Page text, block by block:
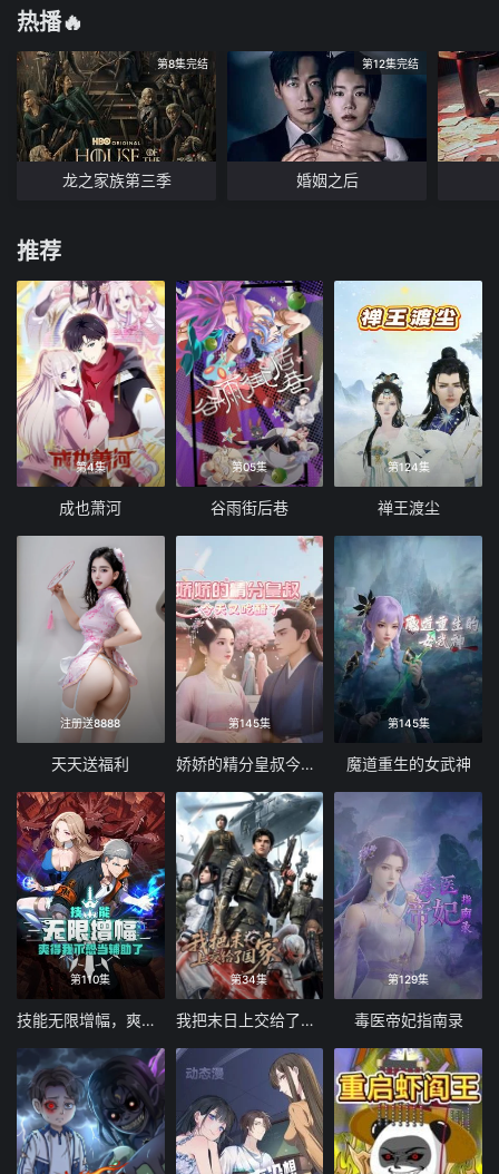
热播🔥
第8集完结
龙之家族第三季
第12集完结
婚姻之后
推荐
第4集
成也萧河
第05集
谷雨街后巷
第124集
禅王渡尘
注册送8888
天天送福利
第145集
娇娇的精分皇叔今天又吃醋了
第145集
魔道重生的女武神
第110集
技能无限增幅，爽得我不想当辅助了！动态漫画
第34集
我把末日上交给了国家
第129集
毒医帝妃指南录